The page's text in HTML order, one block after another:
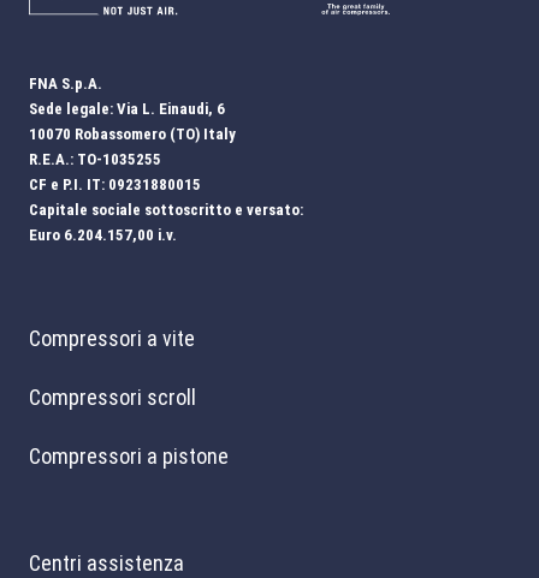
FNA S.p.A.
Sede legale: Via L. Einaudi, 6
10070 Robassomero (TO) Italy
R.E.A.: TO-1035255
CF e P.I. IT: 09231880015
Capitale sociale sottoscritto e versato:
Euro 6.204.157,00 i.v.
Compressori a vite
Compressori scroll
Compressori a pistone
Centri assistenza